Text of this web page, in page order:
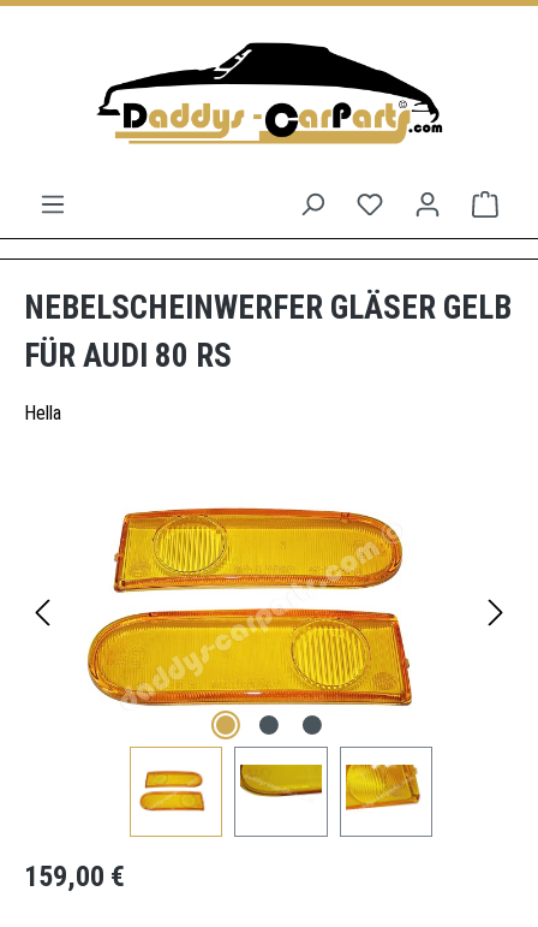
Du hast 0
NEBELSCHEINWERFER GLÄSER GELB
FÜR AUDI 80 RS
Hella
Regulärer Preis:
159,00 €